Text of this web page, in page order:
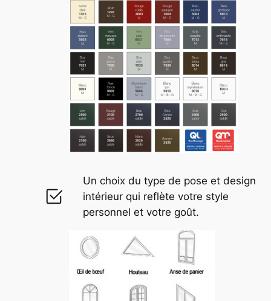
Un choix du type de pose et design
intérieur qui reflète votre style
personnel et votre goût.